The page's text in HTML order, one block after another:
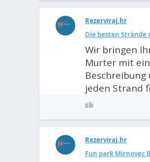
Rezerviraj.hr
Die besten Strände
Wir bringen
Murter mit
jeden Strand
Rezerviraj.hr
Fun park Mirnovec